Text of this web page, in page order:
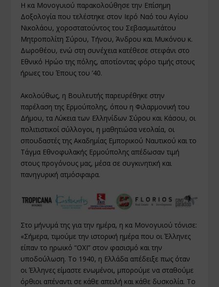
Η κα Μονογυιού παρακολούθησε την Επίσημη
Δοξολογία που τελέστηκε στον Ιερό Ναό του Αγίου
Νικολάου, χοροστατούντος του Σεβασμιωτάτου
Μητροπολίτη Σύρου, Τήνου, Άνδρου και Μυκόνου κ.
Δωροθέου, ενώ στη συνέχεια κατέθεσε στεφάνι στο
Εθνικό Ηρώο της πόλης, αποτίοντας φόρο τιμής στους
ήρωες του Έπους του ’40.
Ακολούθως, η Βουλευτής παρευρέθηκε στην
παρέλαση της Ερμούπολης, όπου η Φιλαρμονική του
Δήμου, τα Λύκεια των Ελληνίδων Σύρου και Κάσου, οι
πολιτιστικοί σύλλογοι, η μαθητιώσα νεολαία, οι
σπουδαστές της Ακαδημίας Εμπορικού Ναυτικού και το
Τάγμα Εθνοφυλακής Ερμούπολης απέδωσαν τιμή
στους προγόνους μας, μέσα σε συγκινητική και
πανηγυρική ατμόσφαιρα.
Στο μήνυμά της για την ημέρα, η κα Μονογυιού τόνισε:
«Σήμερα, τιμούμε την ιστορική ημέρα που οι Έλληνες
είπαν το ηρωικό “ΟΧΙ” στον φασισμό και την
υποδούλωση. Το 1940, η Ελλάδα απέδειξε πως όταν
οι Έλληνες είμαστε ενωμένοι, μπορούμε να σταθούμε
όρθιοι απέναντι σε κάθε απειλή και κάθε δυσκολία. Το